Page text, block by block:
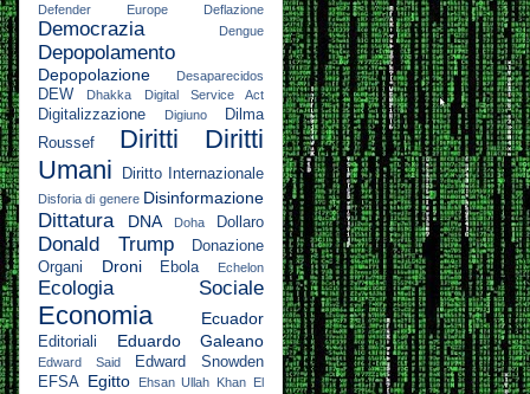
Defender Europe Deflazione
Democrazia Dengue
Depopolamento
Depopolazione Desaparecidos
DEW Dhakka Digital Service Act
Digitalizzazione Digiuno
Dilma
Roussef
Diritti
Diritti
Umani
Diritto Internazionale
Disforia di genere Disinformazione
Dittatura DNA Doha Dollaro
Donald Trump
Donazione
Organi
Droni Ebola Echelon
Ecologia Sociale
Economia Ecuador
Editoriali Eduardo Galeano
Edward Said
Edward Snowden
EFSA Egitto Ehsan Ullah Khan El